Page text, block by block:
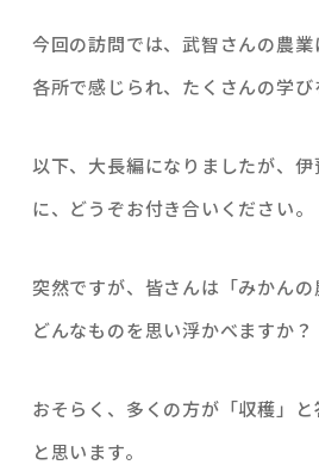
今回の訪問では、武智さんの農
各所で感じられ、たくさんの学び
以下、大長編になりましたが、
に、どうぞお付き合いください。
突然ですが、皆さんは「みかんの
どんなものを思い浮かべますか？
おそらく、多くの方が「収穫」
と思います。